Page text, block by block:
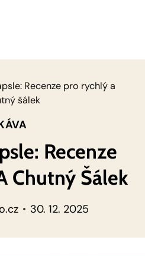
Recenze pro rychlý a
šálek
Recenze
Chutný Šálek
30. 12. 2025